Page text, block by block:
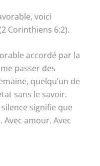
voici
Corinthiens 6:2).
accordé par la
passer des
quelqu’un de
sans le savoir.
signifie que
amour. Avec